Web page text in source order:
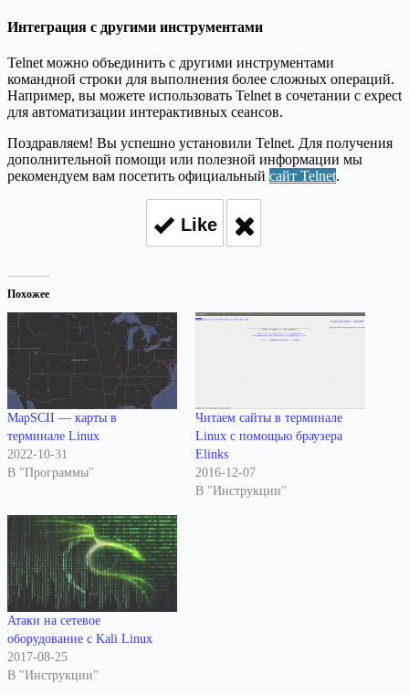
Интеграция с другими инструментами
Telnet можно объединить с другими инструментами
командной строки для выполнения более сложных операций.
Например, вы можете использовать Telnet в сочетании с expect
для автоматизации интерактивных сеансов.
Поздравляем! Вы успешно установили Telnet. Для получения
дополнительной помощи или полезной информации мы
рекомендуем вам посетить официальный сайт Telnet.
Like
Похожее
MapSCII — карты в
терминале Linux
2022-10-31
В "Программы"
Читаем сайты в терминале
Linux с помощью браузера
Elinks
2016-12-07
В "Инструкции"
Атаки на сетевое
оборудование с Kali Linux
2017-08-25
В "Инструкции"